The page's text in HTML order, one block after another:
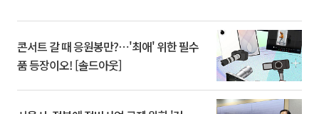
콘서트 갈 때 응원봉만?⋯'최애' 위한 필수
품 등장이오! [솔드아웃]